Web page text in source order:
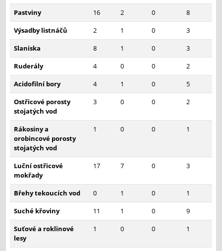
Pastviny 16 2 0
8
Výsadby listnáčů
2 1 0
3
Slaniska
8 1 0
3
Ruderály
4 0 0
2
Acidofilní bory
4 1 0
5
Ostřicové porosty
stojatých vod
3 0 0 2
Rákosiny a
orobincové porosty
stojatých vod
1 0 0 1
Luční ostřicové
mokřady
17 7 0 3
Břehy tekoucích vod 0 1 0
1
Suché křoviny
11 1 0
9
Suťové a roklinové
lesy
1 0 0 1